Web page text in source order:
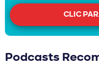
CLIC
Podcasts